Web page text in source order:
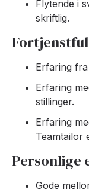
Flytende i
skriftlig.
Erfaring
Erfaring
stillinger.
Erfaring
Teamtailor
Personlige
Gode